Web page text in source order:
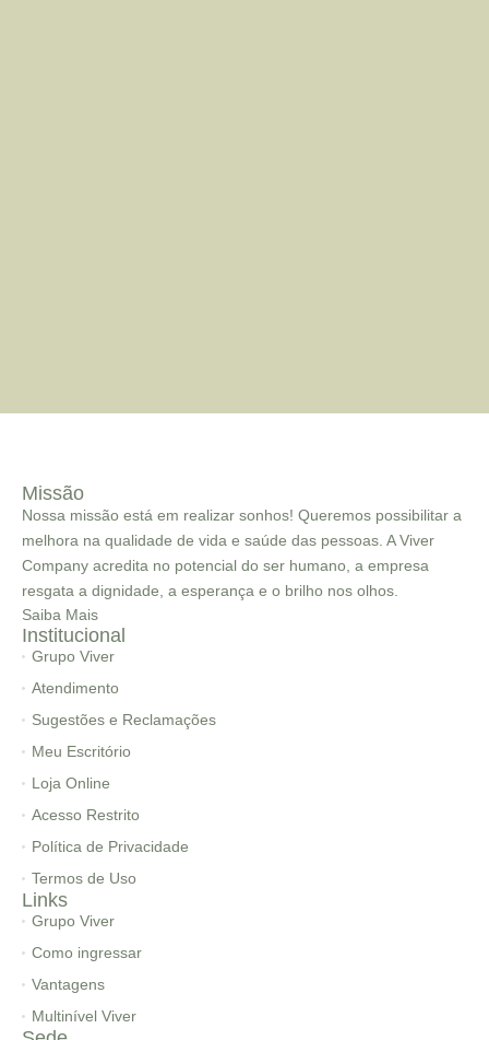
Missão
Nossa missão está em realizar sonhos! Queremos possibilitar a
melhora na qualidade de vida e saúde das pessoas. A Viver
Company acredita no potencial do ser humano, a empresa
resgata a dignidade, a esperança e o brilho nos olhos.
Saiba Mais
Institucional
Grupo Viver
Atendimento
Sugestões e Reclamações
Meu Escritório
Loja Online
Acesso Restrito
Política de Privacidade
Termos de Uso
Links
Grupo Viver
Como ingressar
Vantagens
Multinível Viver